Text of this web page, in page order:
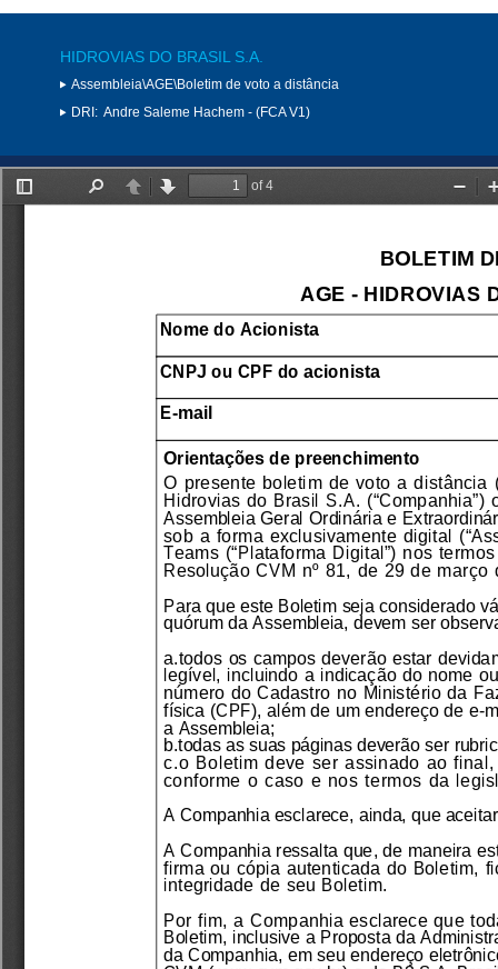
HIDROVIAS DO BRASIL S.A.
Assembleia\AGE\Boletim de voto a distância
DRI: Andre Saleme Hachem - (FCA V1)